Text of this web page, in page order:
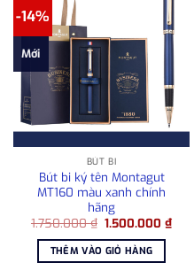
-14%
Mới
BÚT BI
Bút bi ký tên Montagut
MT160 màu xanh chính
hãng
1.750.000₫ Giá
là:
1.750.000 ₫.
1.500.000₫Giá
hiện
THÊM VÀO GIỎ HÀNG